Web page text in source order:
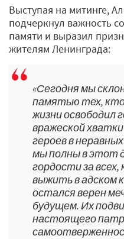
Выступая на митинге,
подчеркнул важность
памяти и выразил
жителям Ленинграда:
«Сегодня мы
памятью тех,
жизни освободил
вражеской
героев в
мы полны в этот
гордости за
выжить в адском
остался верен
будущем. Их
настоящего